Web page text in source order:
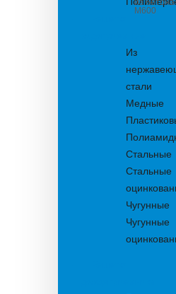
из бетона
М600
Из
стали
Медные
Стальные
Стальные
Чугунные
Чугунные